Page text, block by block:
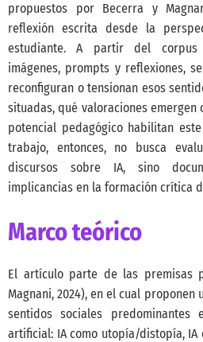
propuestos por Becerra y
reflexión escrita desde la
estudiante. A partir del corpus
imágenes, prompts y reflexiones,
reconfiguran o tensionan esos
situadas, qué valoraciones emergen
potencial pedagógico habilitan
trabajo, entonces, no busca
discursos sobre IA, sino
implicancias en la formación crítica
Marco teórico
El artículo parte de las premisas
Magnani, 2024), en el cual proponen
sentidos sociales
artificial: IA como utopía/distopía,